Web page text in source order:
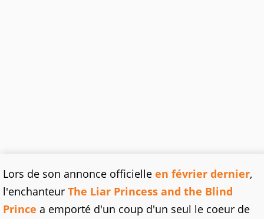
Lors de son annonce officielle en février dernier,
l'enchanteur The Liar Princess and the Blind
Prince a emporté d'un coup d'un seul le coeur de